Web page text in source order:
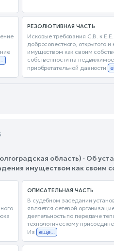
РЕЗОЛЮТИВНАЯ ЧАСТЬ
Исковые требования С.В. к
добросовестного, открытого
имуществом как своим
собственности на
приобретательной давности
область) · Об
имуществом как своим
ОПИСАТЕЛЬНАЯ ЧАСТЬ
В судебном заседании
является сетевой
деятельность по передаче
технологическому
Из
еще...